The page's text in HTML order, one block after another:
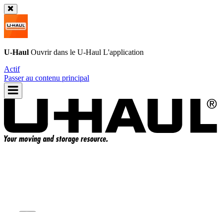
U-Haul Ouvrir dans le U-Haul L'application
Actif
Passer au contenu principal